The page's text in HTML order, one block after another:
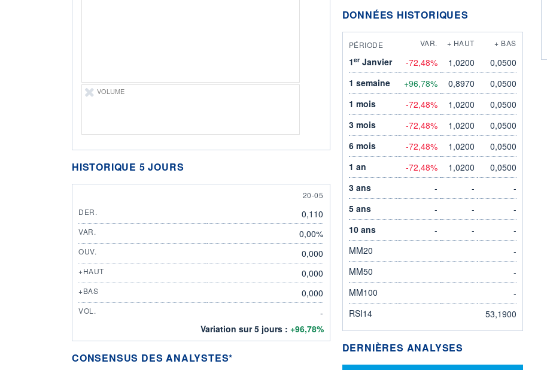
VOLUME
HISTORIQUE 5 JOURS
20 MAY
20-05
DER.
0,110
VAR. 0,00%
OUV. 0,000
+HAUT 0,000
+BAS 0,000
VOL.
-
Variation sur 5 jours : +96,78%
CONSENSUS DES ANALYSTES*
DONNÉES HISTORIQUES
PÉRIODE VAR. + HAUT + BAS
1erJanvier -72,48% 1,0200
0,0500
1 semaine
+96,78% 0,8970
0,0500
1 mois
-72,48% 1,0200
0,0500
3 mois
-72,48% 1,0200
0,0500
6 mois
-72,48% 1,0200
0,0500
1 an
-72,48% 1,0200
0,0500
3 ans
- -
-
5 ans
- -
-
10 ans
- -
-
MM20
-
MM50
-
MM100
-
RSI14
53,1900
DERNIÈRES ANALYSES